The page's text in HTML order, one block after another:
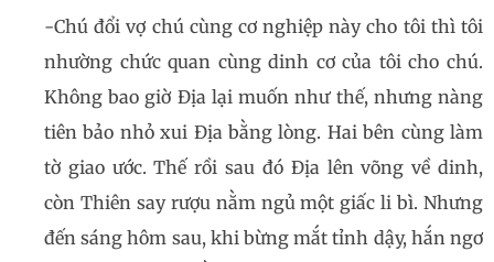
-Chú đổi vợ chú cùng cơ nghiệp này cho tôi thì tôi
nhường chức quan cùng dinh cơ của tôi cho chú.
Không bao giờ Địa lại muốn như thế, nhưng nàng
tiên bảo nhỏ xui Địa bằng lòng. Hai bên cùng làm
tờ giao ước. Thế rồi sau đó Địa lên võng về dinh,
còn Thiên say rượu nằm ngủ một giấc li bì. Nhưng
đến sáng hôm sau, khi bừng mắt tỉnh dậy, hắn ngơ